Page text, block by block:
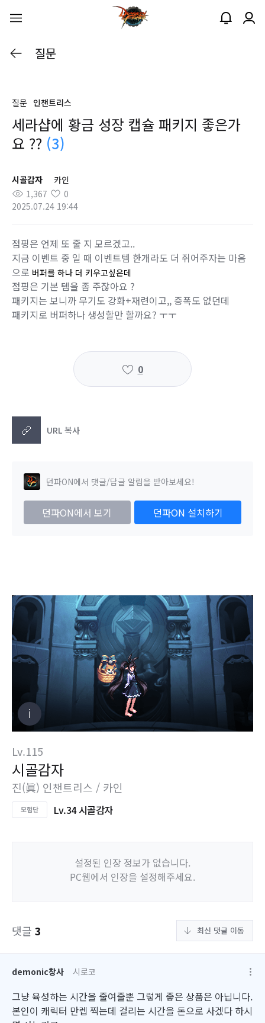
질문
질문 인챈트리스
세라샵에 황금 성장 캡슐 패키지 좋은가
요 ?? (3)
시골감자
카인
1,367
0
2025.07.24 19:44
점핑은 언제 또 줄 지 모르겠고..
지금 이벤트 중 일 때 이벤트템 한개라도 더 쥐어주자는 마음
으로 버퍼를 하나 더 키우고싶은데
점핑은 기본 템을 좀 주잖아요 ?
패키지는 보니까 무기도 강화+재련이고,, 증폭도 없던데
패키지로 버퍼하나 생성할만 할까요? ㅜㅜ
0
URL 복사
던파ON에서 댓글/답글 알림을 받아보세요!
던파ON에서 보기 던파ON 설치하기
Lv.115
시골감자
진(眞) 인챈트리스 / 카인
Lv.34 시골감자
설정된 인장 정보가 없습니다.
PC웹에서 인장을 설정해주세요.
댓글 3 최신 댓글 이동
demonic창사 시로코
그냥 육성하는 시간을 줄여줄뿐 그렇게 좋은 상품은 아닙니다.
본인이 캐릭터 만렙 찍는데 걸리는 시간을 돈으로 사겠다 하시